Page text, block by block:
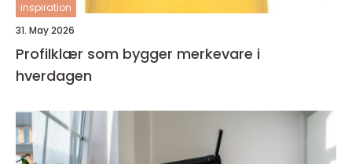
inspiration
31. May 2026
Profilklær som bygger merkevare i
hverdagen